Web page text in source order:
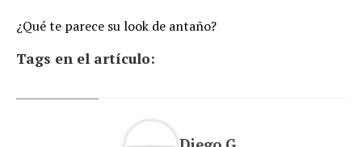
¿Qué te parece su look de antaño?
Tags en el artículo: